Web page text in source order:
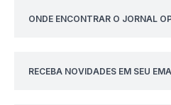
ONDE ENCONTRAR O JORNAL
RECEBA NOVIDADES EM SEU